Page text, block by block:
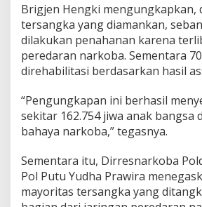
Brigjen Hengki mengungkapkan,
tersangka yang diamankan,
dilakukan penahanan karena
peredaran narkoba. Sementara
direhabilitasi berdasarkan hasil
“Pengungkapan ini berhasil
sekitar 162.754 jiwa anak bangsa
bahaya narkoba,” tegasnya.
Sementara itu, Dirresnarkoba
Pol Putu Yudha Prawira
mayoritas tersangka yang